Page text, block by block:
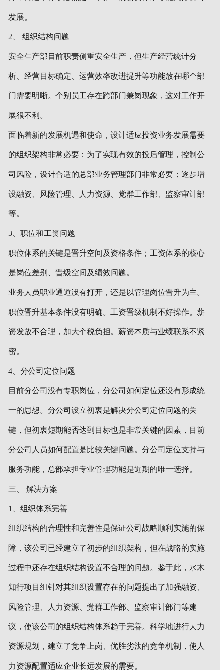
发展。
2、 组织结构问题
安全生产部目前职责侧重安全生产，但生产经营统计分
析、经营目标确定、运营效率改进提升等功能放在哪个部
门需要明晰。个别员工存在跨部门兼岗现象，这对工作开
展很不利。
面临着新的发展机遇和使命，设计适应投资业务发展需要
的组织架构非常必要：为了实现有效的投后管理，控制公
司风险，设计合适的总部业务管理部门非常必要；逐步增
设融资、风险管理、人力资源、党群工作部、监察审计部
等。
3、职位和工资问题
职位体系的关键是晋升空间及资格条件；工资体系的核心
是岗位差别、晋级空间及绩效问题。
业务人员职业通道没有打开，还是以管理岗位晋升为主。
职位晋升基本条件没有明确。工资晋级机制不好操作。薪
资发放不合理，加大个税负担。薪资本质与业绩联系不紧
密。
4、分公司定位问题
目前分公司没有专职岗位，分公司如何定位还没有形成统
一的思想。分公司设立初衷是解决分公司定位问题的关
键，但初衷短期能否达到目标也是非常关键的因素，目前
分公司人员如何配置是比较关键问题。分公司定位支持与
服务功能，总部承担专业管理功能是近期的唯一选择。
三、 解决方案
1、组织体系完善
组织结构的合理性和完善性是保证公司战略顺利实施的保
障，该公司已经建立了初步的组织架构，但在战略的实施
过程中还存在组织结构设置不合理的问题。鉴于此，水木
知行项目组针对其组织设置存在的问题提出了加强融资、
风险管理、人力资源、党群工作部、监察审计部门等建
议，使该公司的组织结构体系趋于完善。科学地进行人力
资源规划，建立了竞争上岗、优胜劣汰的竞争机制，使人
力资源配置适应企业长远发展的需要。